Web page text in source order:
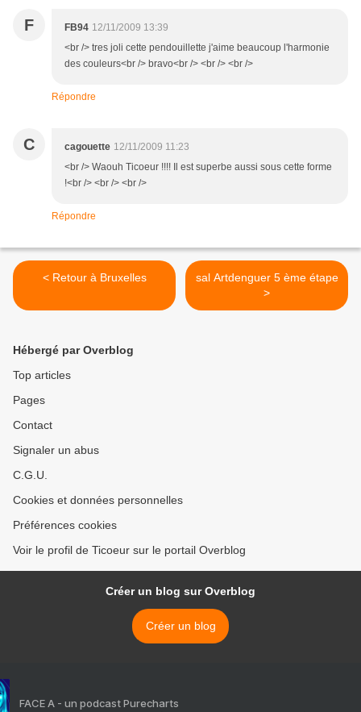
F FB94 12/11/2009 13:39
<br /> tres joli cette pendouillette j'aime beaucoup l'harmonie
des couleurs<br /> bravo<br /> <br /> <br />
Répondre
C cagouette 12/11/2009 11:23
<br /> Waouh Ticoeur !!!! Il est superbe aussi sous cette forme
!<br /> <br /> <br />
Répondre
< Retour à Bruxelles
sal Artdenguer 5 ème étape
>
Hébergé par Overblog
Top articles
Pages
Contact
Signaler un abus
C.G.U.
Cookies et données personnelles
Préférences cookies
Voir le profil de Ticoeur sur le portail Overblog
Créer un blog sur Overblog
Créer un blog
FACE A - un podcast Purecharts